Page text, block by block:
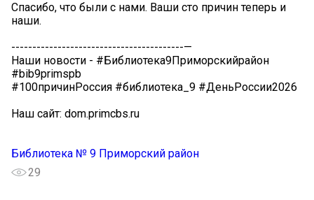
Спасибо, что были с нами. Ваши сто причин теперь и
наши.
-----------------------------------------—
Наши новости - #Библиотека9Приморскийрайон
#bib9primspb
#100причинРоссия #библиотека_9 #ДеньРоссии2026
Наш сайт: dom.primcbs.ru
Библиотека № 9 Приморский район
29